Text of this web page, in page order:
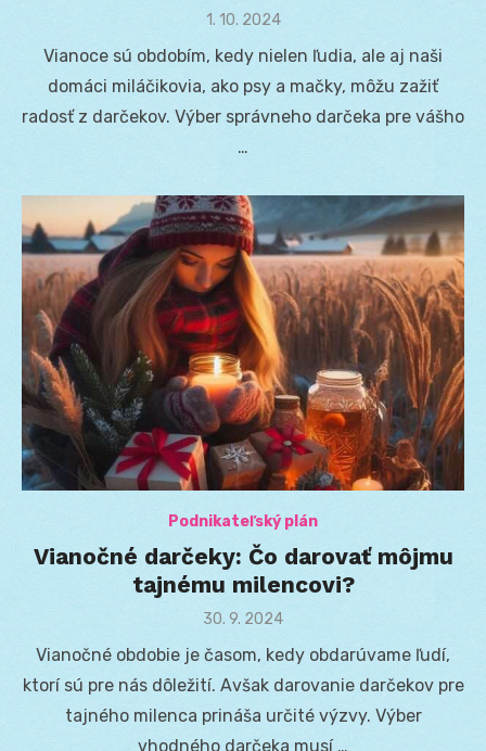
Posted
1. 10. 2024
Vianoce sú obdobím, kedy nielen ľudia, ale aj naši
domáci miláčikovia, ako psy a mačky, môžu zažiť
radosť z darčekov. Výber správneho darčeka pre vášho
…
Podnikateľský plán
Vianočné darčeky: Čo darovať môjmu
tajnému milencovi?
Posted
30. 9. 2024
Vianočné obdobie je časom, kedy obdarúvame ľudí,
ktorí sú pre nás dôležití. Avšak darovanie darčekov pre
tajného milenca prináša určité výzvy. Výber
vhodného darčeka musí …